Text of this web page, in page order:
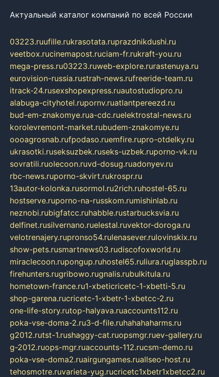
Актуальный каталог компаний по всей России
03223.ruufille.rukrasotata.ruprazdnikdushi.ru
veetbox.rucinemapost.ruciam-fr.rukraft-you.ru
mega-press.ru03223.ruweb-explore.rurastenuya.ru
eurovision-russia.rustrah-news.rufreeride-team.ru
itrack-24.rusexshopexpress.ruautostudiopro.ru
alabuga-cityhotel.rupornv.ruatlantpereezd.ru
bud-em-znakomye.rua-cdc.ruelektrostal-news.ru
korolevremont-market.rubudem-znakomye.ru
oooagrosnab.rufpodaso.ruemfire.rupro-otdelky.ru
ukrasotki.ruseksuzbek.ruseks-uzbek.ruporno-vk.ru
sovratili.ruolecoon.ruvd-dosug.ruadonyev.ru
rbc-news.ruporno-skvirt.rukrospr.ru
13autor-kolonka.rusormol.ru2rich.ruhostel-65.ru
hostserve.ruporno-na-russkom.rumishinlab.ru
neznobi.rubigfatcc.ruhabble.rustarbucksvia.ru
delfinet.rusilvernano.ruelestal.ruvektor-doroga.ru
velotrenajery.rupronso54.rulenasever.rulovinskix.ru
show-pets.rusmartnews03.rudiscofoxworld.ru
miraclecoon.rupongup.ruhostel65.ruliura.ruglasspb.ru
firehunters.rugribowo.rugnalis.rubulkitula.ru
hometown-france.ru1-xbeticricetc-1-xbetti-5.ru
shop-garena.rucricetc-1-xbetr-1-xbetcc-2.ru
one-life-story.rutop-halyava.ruaccounts112.ru
poka-vse-doma-2.ru3-d-file.ruhahahaharms.ru
g2012.rutst-1.rushaggy-cat.ruopsmgr.ruev-gallery.ru
g-2012.ruops-mgr.ruaccounts-112.rucsm-demo.ru
poka-vse-doma2.ruairgungames.ruallseo-host.ru
tehosmotre.ruvarieta-yug.rucricetc1xbetr1xbetcc2.ru